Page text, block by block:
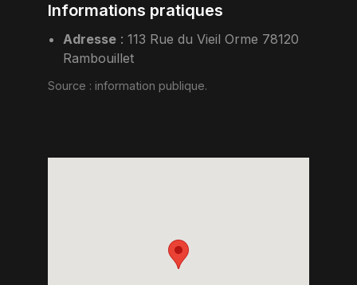
Informations pratiques
Adresse :113 Rue du Vieil Orme 78120
Rambouillet
Source : information publique.